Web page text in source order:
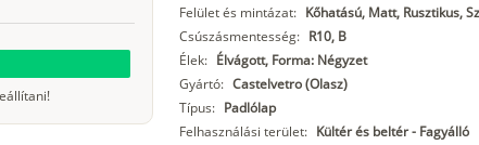
Felület és mintázat: Kőhatású, Matt, Rusztikus,
Csúszásmentesség: R10, B
Élek: Élvágott, Forma: Négyzet
Gyártó: Castelvetro (Olasz)
Típus: Padlólap
Felhasználási terület: Kültér és beltér - Fagyálló